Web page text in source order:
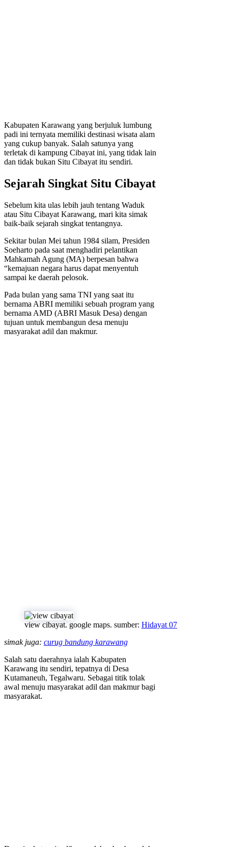
Kabupaten Karawang yang berjuluk lumbung
padi ini ternyata memiliki destinasi wisata alam
yang cukup banyak. Salah satunya yang
terletak di kampung Cibayat ini, yang tidak lain
dan tidak bukan Situ Cibayat itu sendiri.
Sejarah Singkat Situ Cibayat
Sebelum kita ulas lebih jauh tentang Waduk
atau Situ Cibayat Karawang, mari kita simak
baik-baik sejarah singkat tentangnya.
Sekitar bulan Mei tahun 1984 silam, Presiden
Soeharto pada saat menghadiri pelantikan
Mahkamah Agung (MA) berpesan bahwa
“kemajuan negara harus dapat menyentuh
sampai ke daerah pelosok.
Pada bulan yang sama TNI yang saat itu
bernama ABRI memiliki sebuah program yang
bernama AMD (ABRI Masuk Desa) dengan
tujuan untuk membangun desa menuju
masyarakat adil dan makmur.
view cibayat. google maps. sumber: Hidayat 07
simak juga: curug bandung karawang
Salah satu daerahnya ialah Kabupaten
Karawang itu sendiri, tepatnya di Desa
Kutamaneuh, Tegalwaru. Sebagai titik tolak
awal menuju masyarakat adil dan makmur bagi
masyarakat.